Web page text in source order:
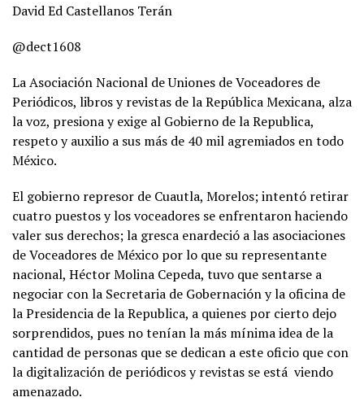
David Ed Castellanos Terán
@dect1608
La Asociación Nacional de Uniones de Voceadores de
Periódicos, libros y revistas de la República Mexicana, alza
la voz, presiona y exige al Gobierno de la Republica,
respeto y auxilio a sus más de 40 mil agremiados en todo
México.
El gobierno represor de Cuautla, Morelos; intentó retirar
cuatro puestos y los voceadores se enfrentaron haciendo
valer sus derechos; la gresca enardeció a las asociaciones
de Voceadores de México por lo que su representante
nacional, Héctor Molina Cepeda, tuvo que sentarse a
negociar con la Secretaria de Gobernación y la oficina de
la Presidencia de la Republica, a quienes por cierto dejo
sorprendidos, pues no tenían la más mínima idea de la
cantidad de personas que se dedican a este oficio que con
la digitalización de periódicos y revistas se está viendo
amenazado.